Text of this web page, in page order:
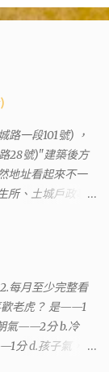
路一段101號) ，
28號)"建築後方
地址看起來不一
、土城戶政事
也已經能處理大
著那不被承認、
審判時法官會不
公正細心，在
出更大的黑幕。
每月至少完整看
老虎？ 是——1
氣——2分 b.冷
分 d.孩子氣，十